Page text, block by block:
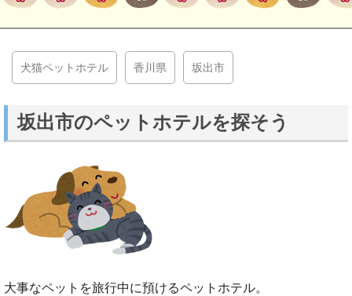
犬猫ペットホテル 香川県 坂出市
坂出市のペットホテルを探そう
大事なペットを旅行中に預けるペットホテル。